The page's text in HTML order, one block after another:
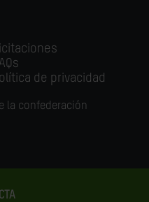
de privacidad
la confederación